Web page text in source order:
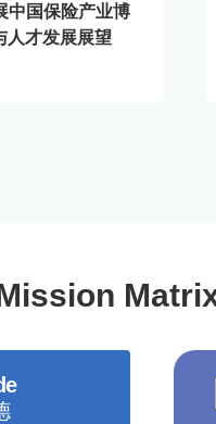
中国保险产业博
人才发展展望